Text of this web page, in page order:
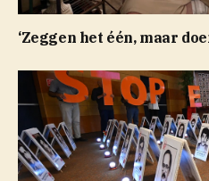
‘Zeggen het één, maar